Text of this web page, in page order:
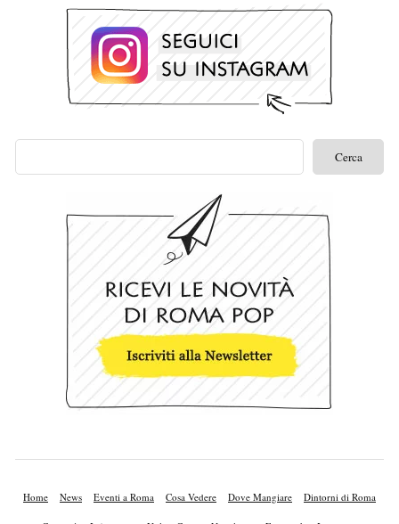
Home News Eventi a Roma Cosa Vedere Dove Mangiare Dintorni di Roma